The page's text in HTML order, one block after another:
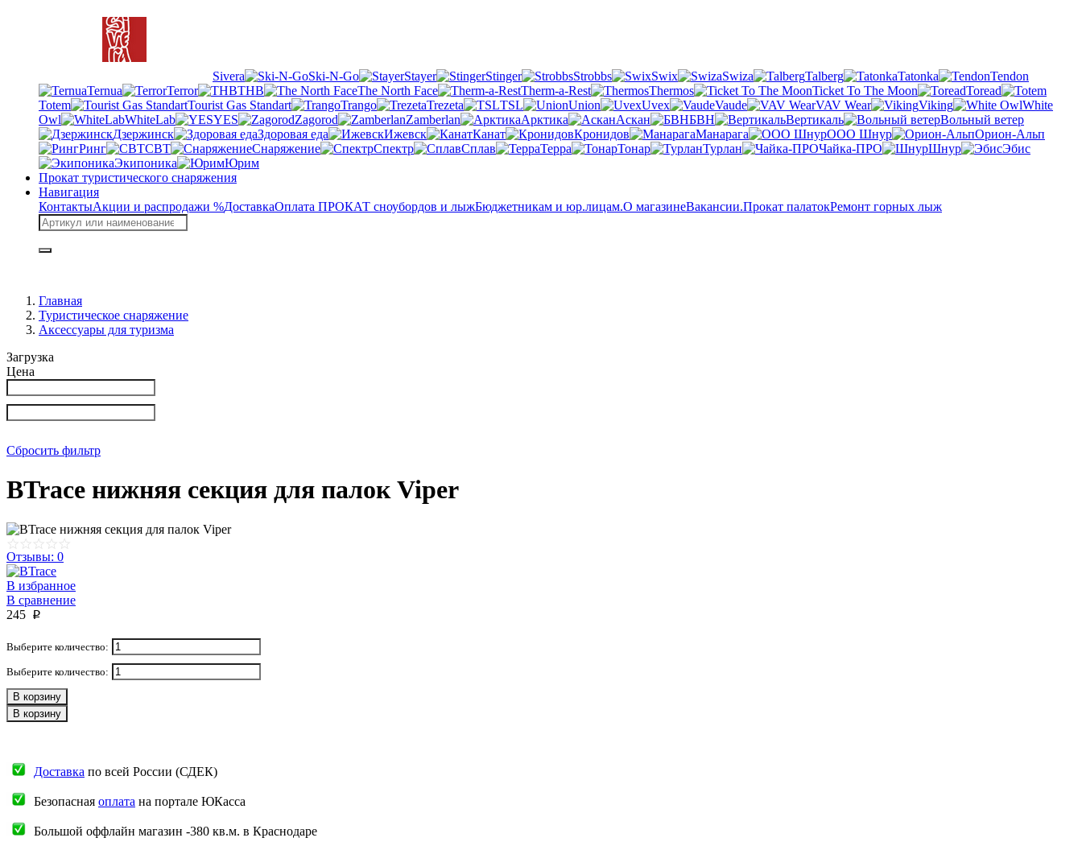
Sivera Ski-N-Go Stayer Stinger Strobbs Swix Swiza Talberg Tatonka
Tendon
Ternua
Terror THB The North Face Therm-a-Rest Thermos Ticket To The Moon
Toread
Totem
Tourist Gas Standart Trango Trezeta TSL Union Uvex Vaude VAV Wear Viking
White
Owl
WhiteLab YES Zagorod Zamberlan Арктика Аскан БВН Вертикаль
Вольный ветер
Дзержинск
Здоровая еда Ижевск Канат Кронидов Манарага ООО Шнур
Орион-Альп
Ринг
СВТ Снаряжение Спектр Сплав Терра Тонар Турлан Чайка-ПРО Шнур
Эбис
Экипоника
Юрим
Прокат туристического снаряжения
Навигация
КонтактыАкции и распродажи %ДоставкаОплата ПРОКАТ сноубордов и лыжБюджетникам и юр.лицам.О магазинеВакансии.Прокат палатокРемонт горных лыж
Главная
Туристическое снаряжение
Аксессуары для туризма
Загрузка
Цена
Сбросить фильтр
BTrace нижняя секция для палок Viper
Отзывы: 0
В избранное
В сравнение
245 p
Выберите количество:
Выберите количество:
В корзину
В корзину
Доставка по всей России (СДЕК)
Безопасная оплата на портале ЮКасса
Большой оффлайн магазин -380 кв.м. в Краснодаре